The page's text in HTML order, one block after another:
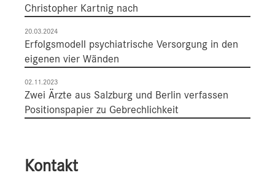
Christopher Kartnig nach
20.03.2024
Erfolgsmodell psychiatrische Versorgung in den
eigenen vier Wänden
02.11.2023
Zwei Ärzte aus Salzburg und Berlin verfassen
Positionspapier zu Gebrechlichkeit
Kontakt